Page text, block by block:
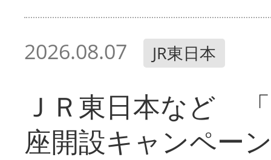
2026.08.07 JR東日本
ＪＲ東日本など
座開設キャンペー